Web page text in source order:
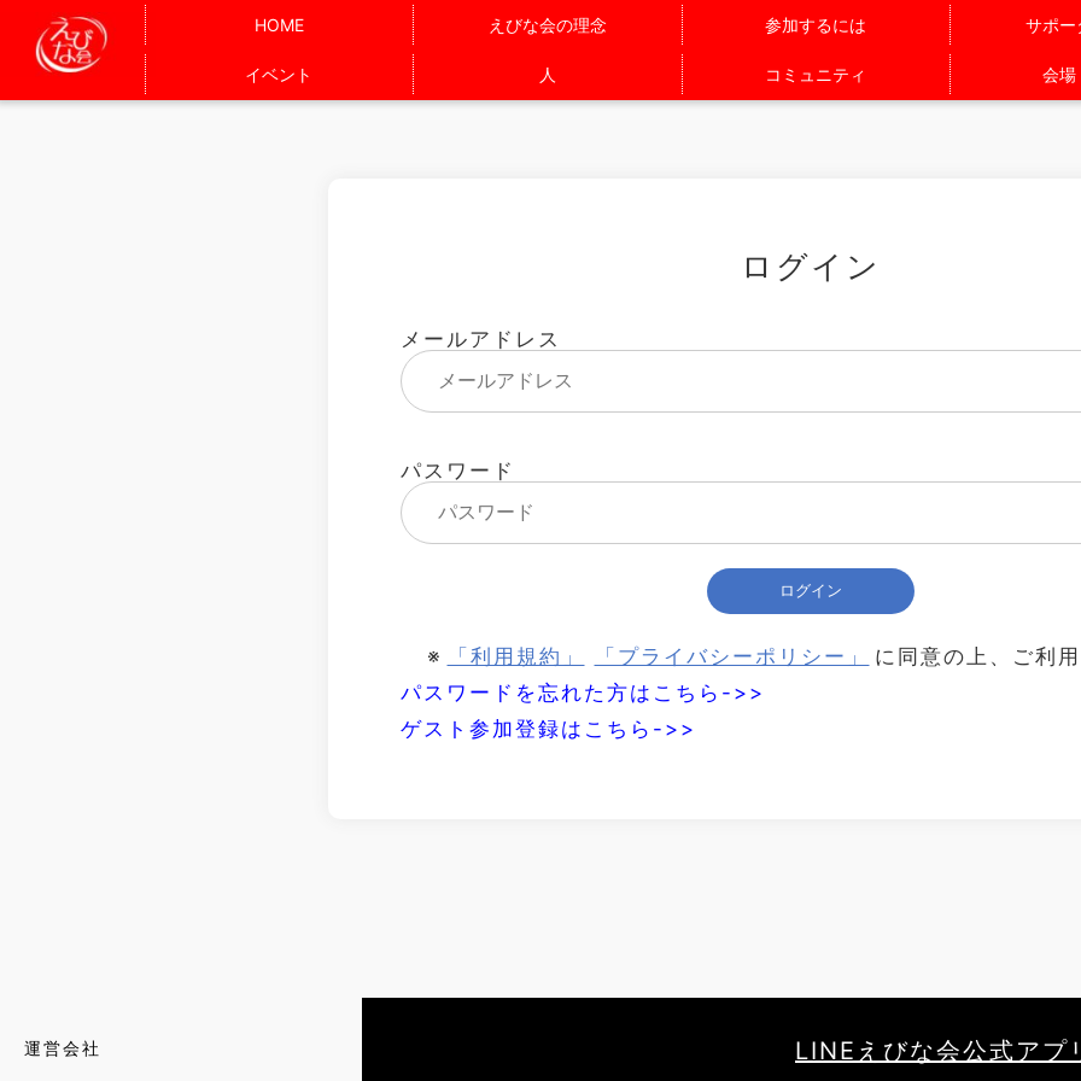
HOME えびな会の理念 参加するには サポー
イベント 人 コミュニティ 会場
ログイン
メールアドレス
パスワード
ログイン
※ 「利用規約」 「プライバシーポリシー」
に同意の上、ご利用
パスワードを忘れた方はこちら->>
ゲスト参加登録はこちら->>
運営会社 LINEえびな会公式アプ